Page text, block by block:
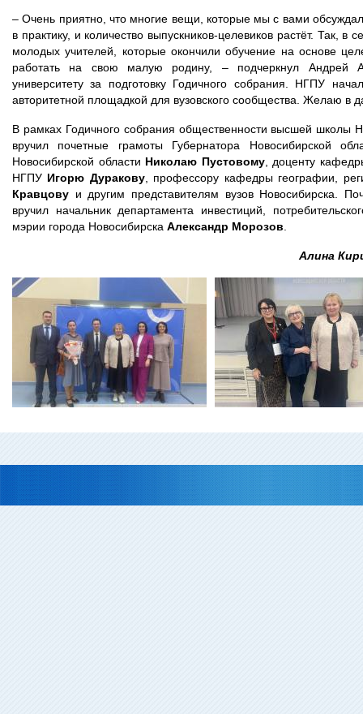
– Очень приятно, что многие вещи, которые мы с вами
в практику, и количество выпускников-целевиков растёт. Так,
молодых учителей, которые окончили обучение на основе
работать на свою малую родину, – подчеркнул Андрей
университету за подготовку Годичного собрания. НГПУ
авторитетной площадкой для вузовского сообщества. Желаю в
В рамках Годичного собрания общественности высшей школы
вручил почетные грамоты Губернатора Новосибирской
Новосибирской области Николаю Пустовому, доценту
НГПУ Игорю Дуракову, профессору кафедры географии,
Кравцову и другим представителям вузов Новосибирска.
вручил начальник департамента инвестиций,
мэрии города Новосибирска Александр Морозов
Алина